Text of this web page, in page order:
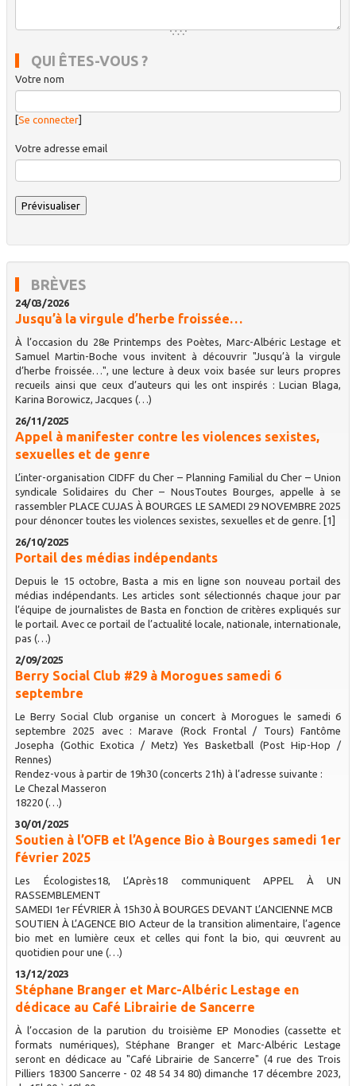
QUI ÊTES-VOUS ?
Votre nom
[Se connecter]
Votre adresse email
BRÈVES
24/03/2026
Jusqu’à la virgule d’herbe froissée…
À l’occasion du 28e Printemps des Poètes, Marc-Albéric Lestage et
Samuel Martin-Boche vous invitent à découvrir "Jusqu’à la virgule
d’herbe froissée…", une lecture à deux voix basée sur leurs propres
recueils ainsi que ceux d’auteurs qui les ont inspirés : Lucian Blaga,
Karina Borowicz, Jacques (…)
26/11/2025
Appel à manifester contre les violences sexistes,
sexuelles et de genre
L’inter-organisation CIDFF du Cher – Planning Familial du Cher – Union
syndicale Solidaires du Cher – NousToutes Bourges, appelle à se
rassembler PLACE CUJAS À BOURGES LE SAMEDI 29 NOVEMBRE 2025
pour dénoncer toutes les violences sexistes, sexuelles et de genre. [1]
26/10/2025
Portail des médias indépendants
Depuis le 15 octobre, Basta a mis en ligne son nouveau portail des
médias indépendants. Les articles sont sélectionnés chaque jour par
l’équipe de journalistes de Basta en fonction de critères expliqués sur
le portail. Avec ce portail de l’actualité locale, nationale, internationale,
pas (…)
2/09/2025
Berry Social Club #29 à Morogues samedi 6
septembre
Le Berry Social Club organise un concert à Morogues le samedi 6
septembre 2025 avec : Marave (Rock Frontal / Tours) Fantôme
Josepha (Gothic Exotica / Metz) Yes Basketball (Post Hip-Hop /
Rennes)
Rendez-vous à partir de 19h30 (concerts 21h) à l’adresse suivante :
Le Chezal Masseron
18220 (…)
30/01/2025
Soutien à l’OFB et l’Agence Bio à Bourges samedi 1er
février 2025
Les Écologistes18, L’Après18 communiquent APPEL À UN
RASSEMBLEMENT
SAMEDI 1er FÉVRIER À 15h30 À BOURGES DEVANT L’ANCIENNE MCB
SOUTIEN À L’AGENCE BIO Acteur de la transition alimentaire, l’agence
bio met en lumière ceux et celles qui font la bio, qui œuvrent au
quotidien pour une (…)
13/12/2023
Stéphane Branger et Marc-Albéric Lestage en
dédicace au Café Librairie de Sancerre
À l’occasion de la parution du troisième EP Monodies (cassette et
formats numériques), Stéphane Branger et Marc-Albéric Lestage
seront en dédicace au "Café Librairie de Sancerre" (4 rue des Trois
Pilliers 18300 Sancerre - 02 48 54 34 80) dimanche 17 décembre 2023,